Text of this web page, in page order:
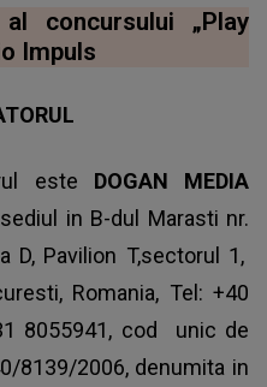
concursului „Play
Impuls
este DOGAN MEDIA
in B-dul Marasti nr.
D, Pavilion T,sectorul 1,
Romania, Tel: +40
8055941, cod unic de
8139/2006, denumita in